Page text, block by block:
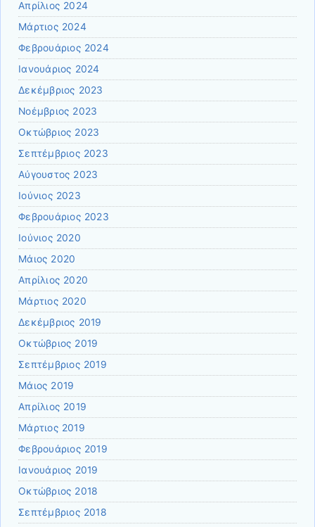
Απρίλιος 2024
Μάρτιος 2024
Φεβρουάριος 2024
Ιανουάριος 2024
Δεκέμβριος 2023
Νοέμβριος 2023
Οκτώβριος 2023
Σεπτέμβριος 2023
Αύγουστος 2023
Ιούνιος 2023
Φεβρουάριος 2023
Ιούνιος 2020
Μάιος 2020
Απρίλιος 2020
Μάρτιος 2020
Δεκέμβριος 2019
Οκτώβριος 2019
Σεπτέμβριος 2019
Μάιος 2019
Απρίλιος 2019
Μάρτιος 2019
Φεβρουάριος 2019
Ιανουάριος 2019
Οκτώβριος 2018
Σεπτέμβριος 2018